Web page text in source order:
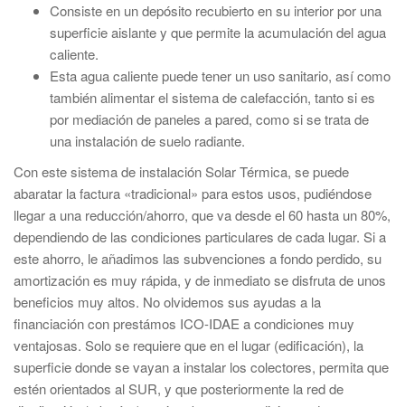
Consiste en un depósito recubierto en su interior por una
superficie aislante y que permite la acumulación del agua
caliente.
Esta agua caliente puede tener un uso sanitario, así como
también alimentar el sistema de calefacción, tanto si es
por mediación de paneles a pared, como si se trata de
una instalación de suelo radiante.
Con este sistema de instalación Solar Térmica, se puede
abaratar la factura «tradicional» para estos usos, pudiéndose
llegar a una reducción/ahorro, que va desde el 60 hasta un 80%,
dependiendo de las condiciones particulares de cada lugar. Si a
este ahorro, le añadimos las subvenciones a fondo perdido, su
amortización es muy rápida, y de inmediato se disfruta de unos
beneficios muy altos. No olvidemos sus ayudas a la
financiación con prestámos ICO-IDAE a condiciones muy
ventajosas. Solo se requiere que en el lugar (edificación), la
superficie donde se vayan a instalar los colectores, permita que
estén orientados al SUR, y que posteriormente la red de